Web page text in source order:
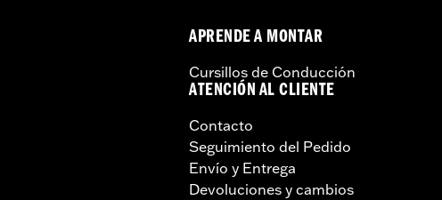
APRENDE A MONTAR
Cursillos de Conducción
ATENCIÓN AL CLIENTE
Contacto
Seguimiento del Pedido
Envío y Entrega
Devoluciones y cambios